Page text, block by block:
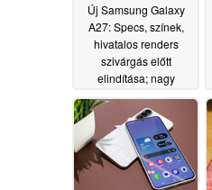
Új Samsung Galaxy
A27: Specs, színek,
hivatalos renders
szivárgás előtt
elindítása; nagy
05/26/2026